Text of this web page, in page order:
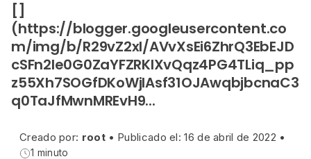
[]
(https://blogger.googleusercontent.co
m/img/b/R29vZ2xl/AVvXsEi6ZhrQ3EbEJD
cSFn2le0G0ZaYFZRKIXvQqz4PG4TLiq_pp
z55Xh7SOGfDKoWjIAsf31OJAwqbjbcnaC3
q0TaJfMwnMREvH9...
Creado por: root • Publicado el: 16 de abril de 2022 •
1 minuto